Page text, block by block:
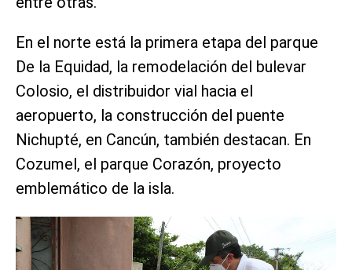
En el norte está la primera etapa del parque
De la Equidad, la remodelación del bulevar
Colosio, el distribuidor vial hacia el
aeropuerto, la construcción del puente
Nichupté, en Cancún, también destacan. En
Cozumel, el parque Corazón, proyecto
emblemático de la isla.